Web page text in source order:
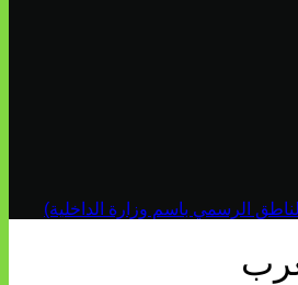
الرسمي باسم وزارة الداخلية)